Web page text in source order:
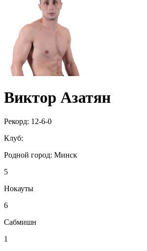
Виктор Азатян
Рекорд: 12-6-0
Клуб:
Родной город: Минск
5
Нокауты
6
Сабмишн
1